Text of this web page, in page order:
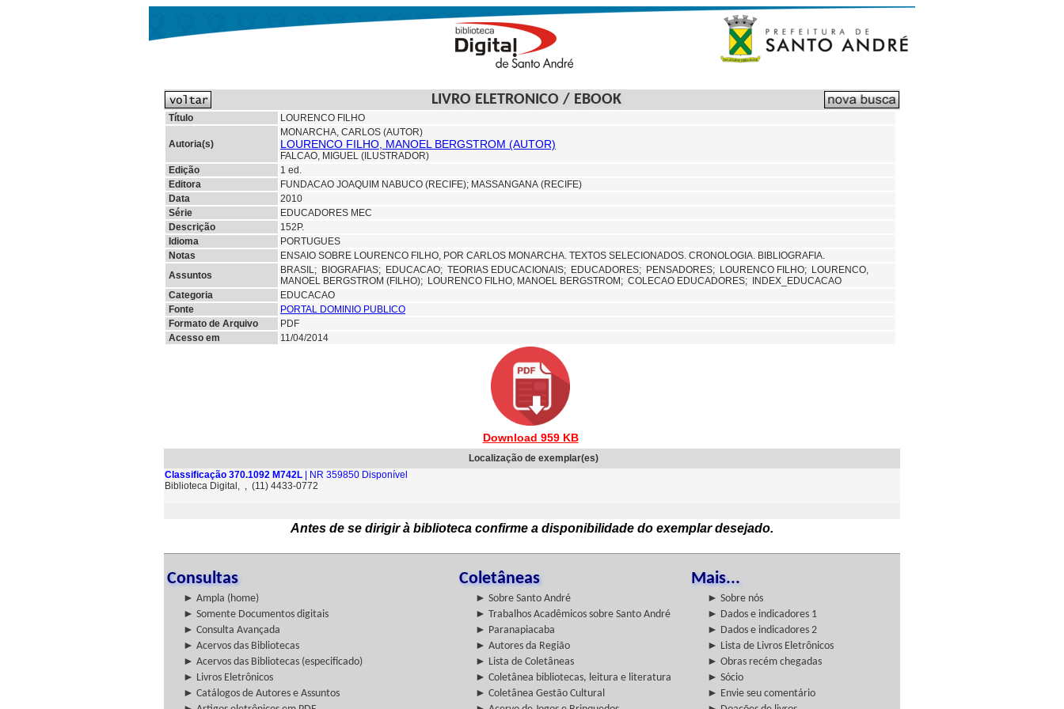
LIVRO ELETRONICO / EBOOK
Título LOURENCO FILHO
Autoria(s)
MONARCHA, CARLOS (AUTOR)
LOURENCO FILHO, MANOEL BERGSTROM (AUTOR)
FALCAO, MIGUEL (ILUSTRADOR)
Edição
1 ed.
Editora
FUNDACAO JOAQUIM NABUCO (RECIFE); MASSANGANA (RECIFE)
Data
2010
Série
EDUCADORES MEC
Descrição
152P.
Idioma
PORTUGUES
Notas
ENSAIO SOBRE LOURENCO FILHO, POR CARLOS MONARCHA. TEXTOS SELECIONADOS. CRONOLOGIA. BIBLIOGRAFIA.
Assuntos
BRASIL; BIOGRAFIAS; EDUCACAO; TEORIAS EDUCACIONAIS; EDUCADORES; PENSADORES; LOURENCO FILHO; LOURENCO,
MANOEL BERGSTROM (FILHO); LOURENCO FILHO, MANOEL BERGSTROM; COLECAO EDUCADORES; INDEX_EDUCACAO
Categoria
EDUCACAO
Fonte
PORTAL DOMINIO PUBLICO
Formato de Arquivo
PDF
Acesso em
11/04/2014
Download 959 KB
Localização de exemplar(es)
Classificação 370.1092 M742L | NR 359850 Disponível
Biblioteca Digital, , (11) 4433-0772
Antes de se dirigir à biblioteca confirme a disponibilidade do exemplar desejado.
Consultas Coletâneas Mais...
► Ampla (home) ► Sobre Santo André
► Sobre nós
► Somente Documentos digitais
► Trabalhos Acadêmicos sobre Santo André
► Dados e indicadores 1
► Consulta Avançada
► Paranapiacaba
► Dados e indicadores 2
► Acervos das Bibliotecas
► Autores da Região
► Lista de Livros Eletrônicos
► Acervos das Bibliotecas (especificado)
► Lista de Coletâneas
► Obras recém chegadas
► Livros Eletrônicos
► Coletânea bibliotecas, leitura e literatura
► Sócio
► Catálogos de Autores e Assuntos
► Coletânea Gestão Cultural
► Envie seu comentário